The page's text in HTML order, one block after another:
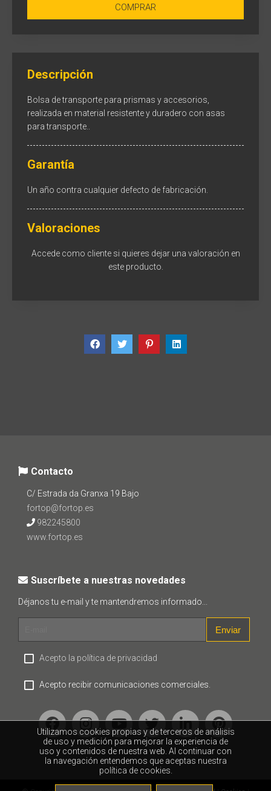
COMPRAR
Descripción
Bolsa de transporte para prismas y accesorios,
realizada en material resistente y duradero con asas
para transporte..
Garantía
Un año contra cualquier defecto de fabricación.
Valoraciones
Accede como clientesi quieres dejar una valoración en
este producto.
Contacto
C/ Estrada da Granxa 19 Bajo
fortop@fortop.es
982245800
www.fortop.es
Suscríbete a nuestras novedades
Déjanos tu e-mail y te mantendremos informado...
Enviar
Acepto la política de privacidad
Acepto recibir comunicaciones comerciales.
Utilizamos cookies propias y de terceros de análisis
de uso y medición para mejorar la experiencia de
uso y contenidos de nuestra web. Al continuar con
la navegación entendemos que aceptas nuestra
política de cookies.